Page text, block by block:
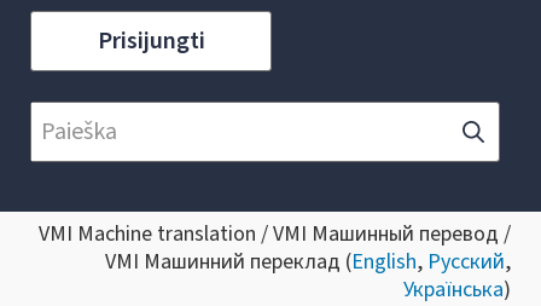
Prisijungti
VMI Machine translation / VMI Машинный перевод /
VMI Машинний переклад (English, Русский,
Українська)